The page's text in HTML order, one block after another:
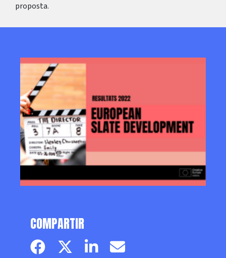
proposta.
COMPARTIR
Facebook pageTwitter page
LinkedinEmail